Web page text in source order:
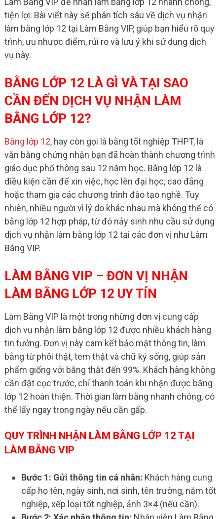
tiện lợi. Bài viết này sẽ phân tích sâu về dịch vụ nhận
làm bằng lớp 12 tại Làm Bằng VIP, giúp bạn hiểu rõ quy
trình, ưu nhược điểm, rủi ro và lưu ý khi sử dụng dịch
vụ này.
BẰNG LỚP 12 LÀ GÌ VÀ TẠI SAO
CẦN ĐẾN DỊCH VỤ NHẬN LÀM
BẰNG LỚP 12?
Bằng lớp 12, hay còn gọi là bằng tốt nghiệp THPT, là
văn bằng chứng nhận bạn đã hoàn thành chương trình
giáo dục phổ thông sau 12 năm học. Bằng lớp 12 là
điều kiện cần để xin việc, học lên đại học, cao đẳng
hoặc tham gia các chương trình đào tạo nghề. Tuy
nhiên, nhiều người vì lý do khác nhau mà không thể có
bằng lớp 12 hợp pháp, từ đó nảy sinh nhu cầu sử dụng
dịch vụ nhận làm bằng lớp 12 tại các đơn vị như Làm
Bằng VIP.
LÀM BẰNG VIP – ĐƠN VỊ NHẬN
LÀM BẰNG LỚP 12 UY TÍN
Làm Bằng VIP là một trong những đơn vị cung cấp
dịch vụ nhận làm bằng lớp 12 được nhiều khách hàng
tin tưởng. Đơn vị này cam kết bảo mật thông tin, làm
bằng từ phôi thật, tem thật và chữ ký sống, giúp sản
phẩm giống với bằng thật đến 99%. Khách hàng không
cần đặt cọc trước, chỉ thanh toán khi nhận được bằng
lớp 12 hoàn thiện. Thời gian làm bằng nhanh chóng, có
thể lấy ngay trong ngày nếu cần gấp.
QUY TRÌNH NHẬN LÀM BẰNG LỚP 12 TẠI
LÀM BẰNG VIP
Bước 1: Gửi thông tin cá nhân: Khách hàng cung
cấp họ tên, ngày sinh, nơi sinh, tên trường, năm tốt
nghiệp, xếp loại tốt nghiệp, ảnh 3×4 (nếu cần).